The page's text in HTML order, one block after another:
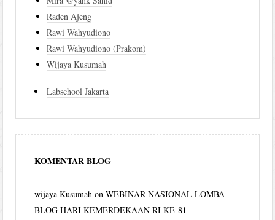
Raden Ajeng
Rawi Wahyudiono
Rawi Wahyudiono (Prakom)
Wijaya Kusumah
Labschool Jakarta
KOMENTAR BLOG
wijaya Kusumah onWEBINAR NASIONAL LOMBA
BLOG HARI KEMERDEKAAN RI KE-81